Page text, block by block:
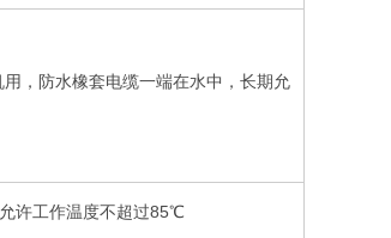
，防水橡套电缆一端在水中，长期允
许工作温度不超过85℃